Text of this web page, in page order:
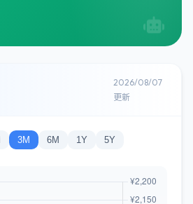
2026/08/07
更新
3M 6M 1Y 5Y